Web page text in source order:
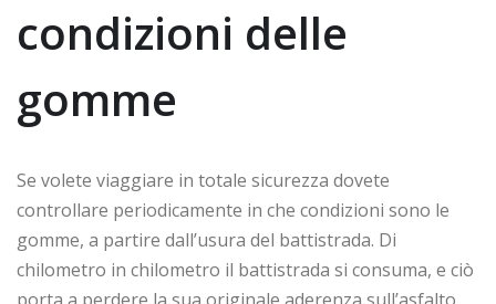
condizioni delle
gomme
Se volete viaggiare in totale sicurezza dovete
controllare periodicamente in che condizioni sono le
gomme, a partire dall’usura del battistrada. Di
chilometro in chilometro il battistrada si consuma, e ciò